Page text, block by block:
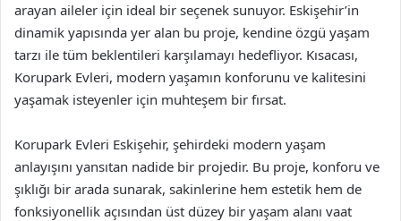
arayan aileler için ideal bir seçenek sunuyor. Eskişehir’in
dinamik yapısında yer alan bu proje, kendine özgü yaşam
tarzı ile tüm beklentileri karşılamayı hedefliyor. Kısacası,
Korupark Evleri, modern yaşamın konforunu ve kalitesini
yaşamak isteyenler için muhteşem bir fırsat.
Korupark Evleri Eskişehir, şehirdeki modern yaşam
anlayışını yansıtan nadide bir projedir. Bu proje, konforu ve
şıklığı bir arada sunarak, sakinlerine hem estetik hem de
fonksiyonellik açısından üst düzey bir yaşam alanı vaat